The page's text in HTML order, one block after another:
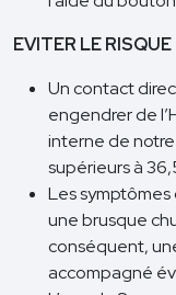
EVITER LE
Un contact
engendrer de
interne de
supérieurs à
Les symptômes
une brusque
conséquent,
accompagné